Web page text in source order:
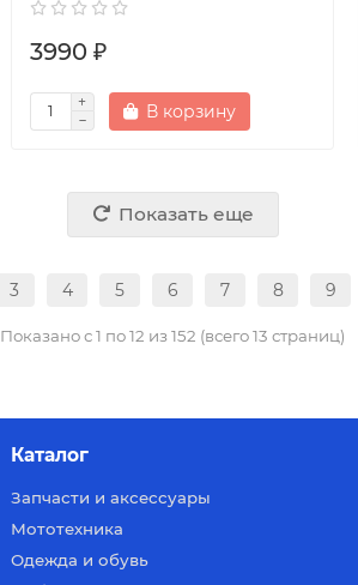
3990 ₽
В корзину
Показать еще
3 4 5 6 7 8 9
Показано с 1 по 12 из 152 (всего 13 страниц)
Каталог
Запчасти и аксессуары
Мототехника
Одежда и обувь